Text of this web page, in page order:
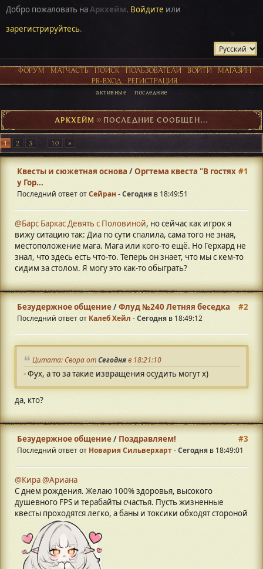
Добро пожаловать наАркхейм. Войдите или
зарегистрируйтесь.
ФОРУМ МАТЧАСТЬ ПОИСК ПОЛЬЗОВАТЕЛИ ВОЙТИ
МАГАЗИН
PR-ВХОД
РЕГИСТРАЦИЯ
активные последние
АРКХЕЙМ ► ПОСЛЕДНИЕ СООБЩЕНИЯ
1 2 3 10
#1
Квесты и сюжетная основа /Оргтема квеста "В гостях
у Гор...
Последний ответ отСейран -Сегодня в 18:49:51
@Барс Баркас Девять с Половиной, но сейчас как игрок я
вижу ситацию так: Диа по сути спалила, сама того не зная,
местоположение мага. Мага или кого-то ещё. Но Герхард не
знал, что здесь есть что-то. Теперь он знает, что мы с кем-то
сидим за столом. Я могу это как-то обыграть?
#2
Безудержное общение/Флуд №240 Летняя беседка
Последний ответ от Калеб Хейл -Сегодня в 18:49:12
Цитата: Свора отСегодняв 18:21:10
- Фух, а то за такие извращения осудить могут х)
да, кто?
#3
Безудержное общение/ Поздравляем!
Последний ответ от Новария Сильверхарт-Сегодня в 18:49:01
@Кира@Ариана
С днем рождения. Желаю 100% здоровья, высокого
душевного FPS и терабайты счастья. Пусть жизненные
квесты проходятся легко, а баны и токсики обходят стороной